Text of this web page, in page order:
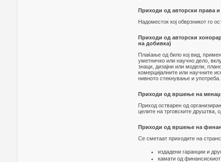
Приходи од авторски права и
Надоместок кој обврзникот го
Приходи од авторски
на добивка)
Плаќање од било кој вид,
уметничко или научно дело,
знаци, дизајни или модели,
комерцијалните или научните
нивното стекнување и употреба.
Приходи од вршење на
Приход остварен од
целите на трговските друштва,
Приходи од вршење на
Се сметаат приходите на
издадени гаранции и
камати од финансискиот